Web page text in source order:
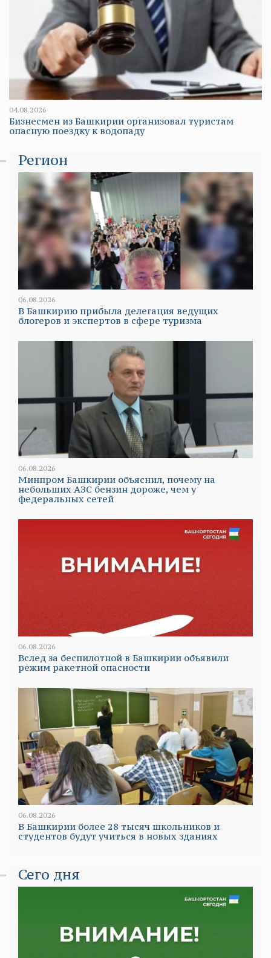
04.08.2026
Бизнесмен из Башкирии организовал туристам
опасную поездку к водопаду
Регион
06.08.2026
В Башкирию прибыла делегация ведущих
блогеров и экспертов в сфере туризма
06.08.2026
Минпром Башкирии объяснил, почему на
небольших АЗС бензин дороже, чем у
федеральных сетей
06.08.2026
Вслед за беспилотной в Башкирии объявили
режим ракетной опасности
06.08.2026
В Башкирии более 28 тысяч школьников и
студентов будут учиться в новых зданиях
Сего дня